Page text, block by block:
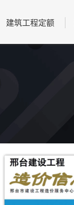
建筑工程定额